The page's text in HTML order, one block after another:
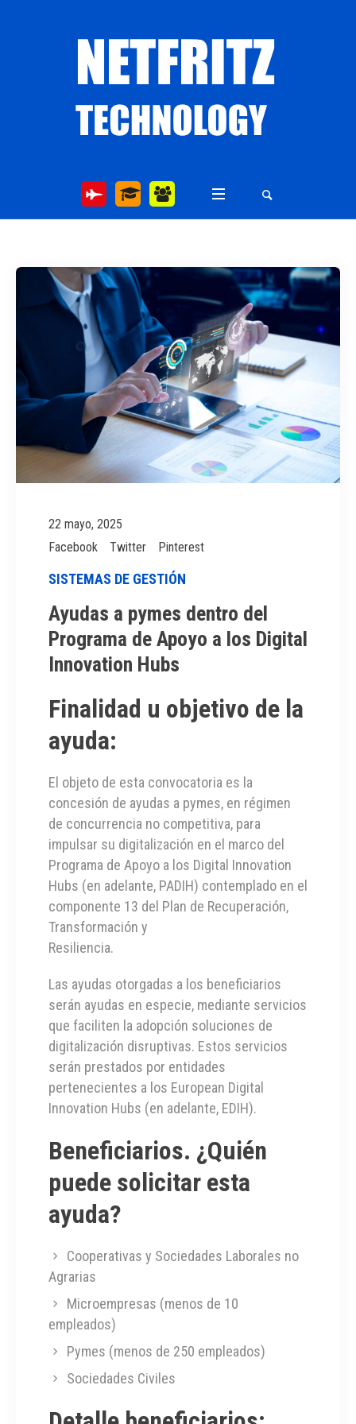
22 mayo, 2025
Facebook
Twitter Pinterest
SISTEMAS DE GESTIÓN
Ayudas a pymes dentro del
Programa de Apoyo a los Digital
Innovation Hubs
Finalidad u objetivo de la
ayuda:
El objeto de esta convocatoria es la
concesión de ayudas a pymes, en régimen
de concurrencia no competitiva, para
impulsar su digitalización en el marco del
Programa de Apoyo a los Digital Innovation
Hubs (en adelante, PADIH) contemplado en el
componente 13 del Plan de Recuperación,
Transformación y
Resiliencia.
Las ayudas otorgadas a los beneficiarios
serán ayudas en especie, mediante servicios
que faciliten la adopción soluciones de
digitalización disruptivas. Estos servicios
serán prestados por entidades
pertenecientes a los European Digital
Innovation Hubs (en adelante, EDIH).
Beneficiarios. ¿Quién
puede solicitar esta
ayuda?
Cooperativas y Sociedades Laborales no
Agrarias
Microempresas (menos de 10
empleados)
Pymes (menos de 250 empleados)
Sociedades Civiles